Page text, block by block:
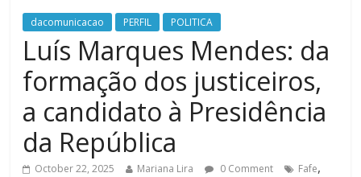
dacomunicacao PERFIL POLITICA
Luís Marques Mendes: da
formação dos justiceiros,
a candidato à Presidência
da República
October 22, 2025 Mariana Lira 0 Comment Fafe,